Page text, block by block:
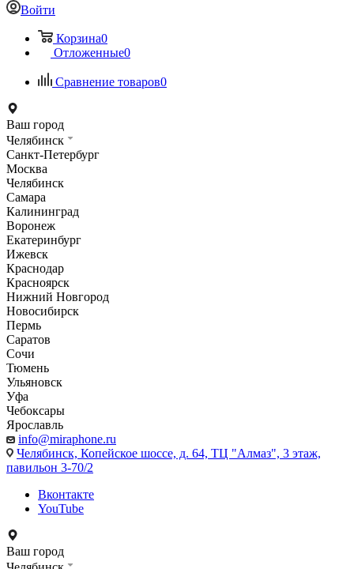
Войти
Корзина0
Отложенные0
Сравнение товаров0
Ваш город
Челябинск
Санкт-Петербург
Москва
Челябинск
Самара
Калининград
Воронеж
Екатеринбург
Ижевск
Краснодар
Красноярск
Нижний Новгород
Новосибирск
Пермь
Саратов
Сочи
Тюмень
Ульяновск
Уфа
Чебоксары
Ярославль
info@miraphone.ru
Челябинск, Копейское шоссе, д. 64, ТЦ "Алмаз", 3 этаж,
павильон 3-70/2
Вконтакте
YouTube
Ваш город